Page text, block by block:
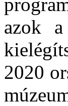
azok
2020